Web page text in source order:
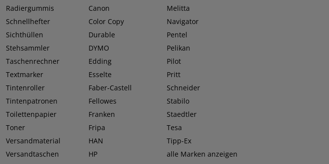
Radiergummis
Schnellhefter
Sichthüllen
Stehsammler
Taschenrechner
Textmarker
Tintenroller
Tintenpatronen
Toilettenpapier
Toner
Versandmaterial
Versandtaschen
Canon
Color Copy
Durable
DYMO
Edding
Esselte
Faber-Castell
Fellowes
Franken
Fripa
HAN
HP
Melitta
Navigator
Pentel
Pelikan
Pilot
Pritt
Schneider
Stabilo
Staedtler
Tesa
Tipp-Ex
alle Marken anzeigen